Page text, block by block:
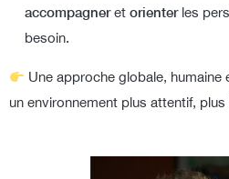
accompagneret orienterles
besoin.
Une approche globale,
un environnement plus attentif,